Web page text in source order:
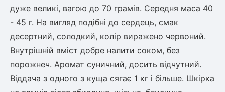
Кизил
Диплоидная слива
Азіатська груша
Багаторічні рослини
Молодило (Кам'яні троянди)
М'ята
Лаванда
Бамбук
Пряні трави
дуже великі, вагою до 70 грамів. Середня маса 40
- 45 г. На вигляд подібні до сердець, смак
десертний, солодкий, колір виражено червоний.
Внутрішній вміст добре налити соком, без
порожнеч. Аромат суничний, досить відчутний.
Віддача з одного з куща сягає 1 кг і більше. Шкірка